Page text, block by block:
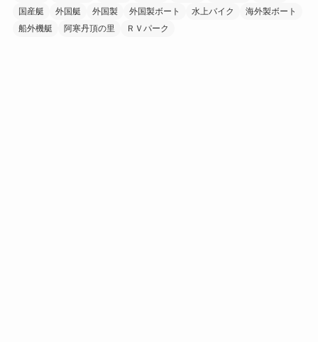
国産艇
外国艇 外国製 外国製ボート 水上バイク
海外製ボート
船外機艇
阿寒丹頂の里 ＲＶパーク